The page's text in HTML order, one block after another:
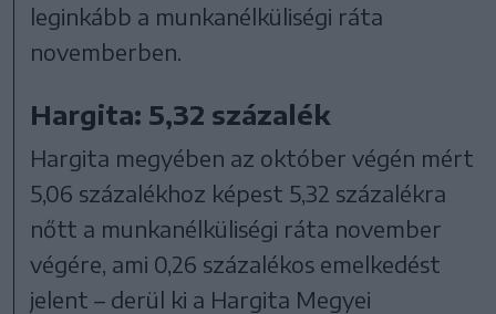
leginkább a munkanélküliségi ráta
novemberben.
Hargita: 5,32 százalék
Hargita megyében az október végén mért
5,06 százalékhoz képest 5,32 százalékra
nőtt a munkanélküliségi ráta november
végére, ami 0,26 százalékos emelkedést
jelent – derül ki a Hargita Megyei